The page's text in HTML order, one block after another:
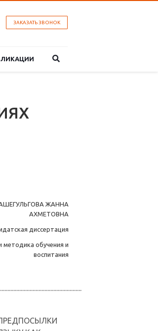
ЗАКАЗАТЬ ЗВОНОК
ЖАННА
АХМЕТОВНА
диссертация
методика обучения и
воспитания